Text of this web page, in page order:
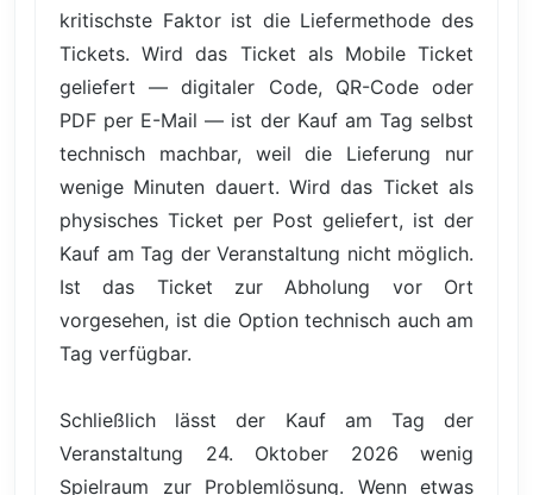
kritischste Faktor ist die Liefermethode des
Tickets. Wird das Ticket als Mobile Ticket
geliefert — digitaler Code, QR-Code oder
PDF per E-Mail — ist der Kauf am Tag selbst
technisch machbar, weil die Lieferung nur
wenige Minuten dauert. Wird das Ticket als
physisches Ticket per Post geliefert, ist der
Kauf am Tag der Veranstaltung nicht möglich.
Ist das Ticket zur Abholung vor Ort
vorgesehen, ist die Option technisch auch am
Tag verfügbar.
Schließlich lässt der Kauf am Tag der
Veranstaltung 24. Oktober 2026 wenig
Spielraum zur Problemlösung. Wenn etwas